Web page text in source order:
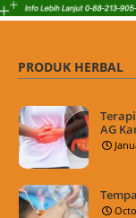
PRODUK HERBAL
AG